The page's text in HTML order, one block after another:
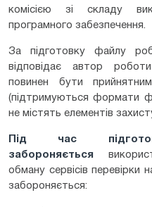
комісією зі складу
програмного забезпечення.
За підготовку файлу
відповідає автор
повинен бути
(підтримуються формати
не містять елементів
Під час
забороняється
обману сервісів перевірки
забороняється: